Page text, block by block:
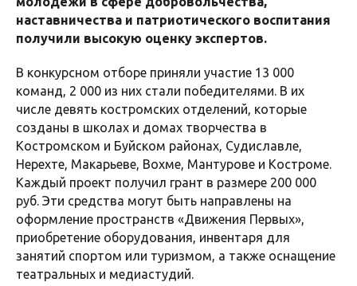
наставничества и патриотического воспитания
получили высокую оценку экспертов.
В конкурсном отборе приняли участие 13 000
команд, 2 000 из них стали победителями. В их
числе девять костромских отделений, которые
созданы в школах и домах творчества в
Костромском и Буйском районах, Судиславле,
Нерехте, Макарьеве, Вохме, Мантурове и Костроме.
Каждый проект получил грант в размере 200 000
руб. Эти средства могут быть направлены на
оформление пространств «Движения Первых»,
приобретение оборудования, инвентаря для
занятий спортом или туризмом, а также оснащение
театральных и медиастудий.